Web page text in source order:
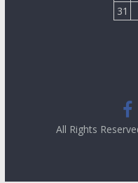
31
All Rights